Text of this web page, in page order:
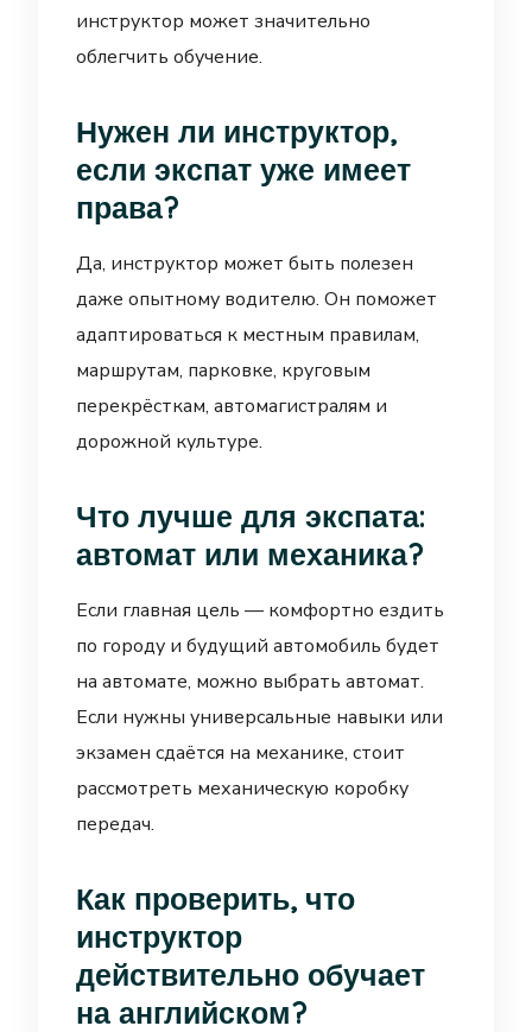
инструктор может значительно
облегчить обучение.
Нужен ли инструктор,
если экспат уже имеет
права?
Да, инструктор может быть полезен
даже опытному водителю. Он поможет
адаптироваться к местным правилам,
маршрутам, парковке, круговым
перекрёсткам, автомагистралям и
дорожной культуре.
Что лучше для экспата:
автомат или механика?
Если главная цель — комфортно ездить
по городу и будущий автомобиль будет
на автомате, можно выбрать автомат.
Если нужны универсальные навыки или
экзамен сдаётся на механике, стоит
рассмотреть механическую коробку
передач.
Как проверить, что
инструктор
действительно обучает
на английском?